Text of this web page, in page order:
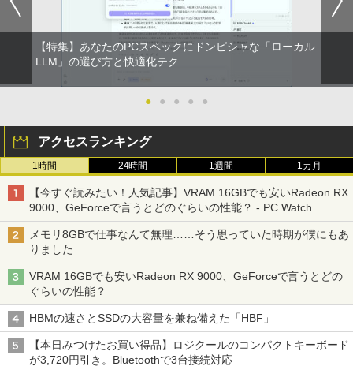
ク） ： 5 【電子書籍】[ 咲宮まふ ]
￥792
リング ANC 36時間再生
￥3,480
￥998
【特集】あなたのPCスペックにドンピシャな「ローカル
LLM」の選び方と快適化テク
● ● ● ● ●
アクセスランキング
1時間 24時間 1週間 1カ月
【今すぐ読みたい！人気記事】VRAM 16GBでも安いRadeon RX
9000、GeForceで言うとどのぐらいの性能？ - PC Watch
メモリ8GBで仕事なんて無理……そう思っていた時期が僕にもあ
りました
VRAM 16GBでも安いRadeon RX 9000、GeForceで言うとどの
ぐらいの性能？
HBMの速さとSSDの大容量を兼ね備えた「HBF」
【本日みつけたお買い得品】ロジクールのコンパクトキーボード
が3,720円引き。Bluetoothで3台接続対応